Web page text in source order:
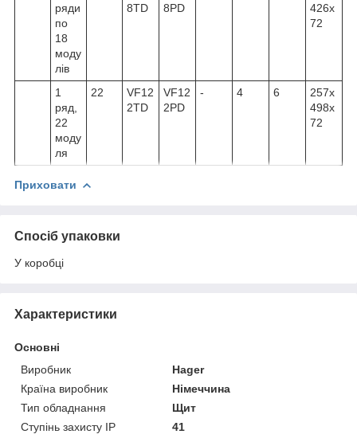
ряди
по
18
моду
лів
8TD
8PD
426x
72
1
ряд,
22
моду
ля
22
VF12
2TD
VF12
2PD
- 4 6
257x
498x
72
Приховати
Спосіб упаковки
У коробці
Характеристики
Основні
Виробник
Hager
Країна виробник
Німеччина
Тип обладнання
Щит
Ступінь захисту IP
41